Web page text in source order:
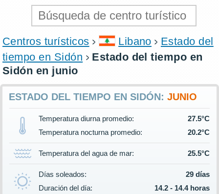
Centros turísticos Libano
Estado del
tiempo en Sidón
Estado del tiempo en
Sidón en junio
ESTADO DEL TIEMPO EN SIDÓN: JUNIO
Temperatura diurna promedio:
27.5°C
Temperatura nocturna promedio:
20.2°C
Temperatura del agua de mar: 25.5°C
Días soleados:
29 días
Duración del día:
14.2 - 14.4 horas